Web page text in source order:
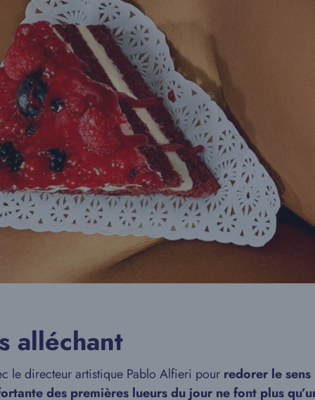
alléchant
le directeur artistique Pablo Alfieri pour redorer le
des premières lueurs du jour ne font plus